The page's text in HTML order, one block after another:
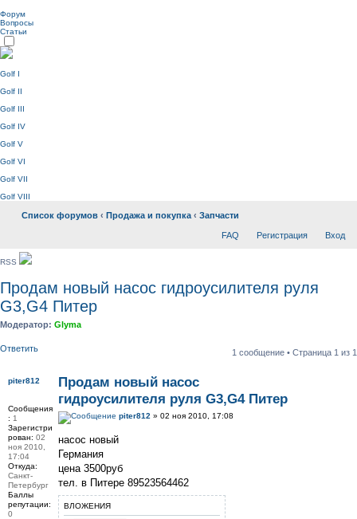
Форум
Вопросы
Статьи
Golf I
Golf II
Golf III
Golf IV
Golf V
Golf VI
Golf VII
Golf VIII
Список форумов ‹ Продажа и покупка ‹ Запчасти
FAQ Регистрация Вход
RSS
Продам новый насос гидроусилителя руля
G3,G4 Питер
Модератор: Glyma
Ответить 1 сообщение • Страница 1 из 1
Продам новый насос
гидроусилителя руля G3,G4 Питер
piter812 » 02 ноя 2010, 17:08
насос новый
Германия
цена 3500руб
тел. в Питере 89523564462
ВЛОЖЕНИЯ
piter812
Сообщения
: 1
Зарегистри
рован: 02
ноя 2010,
17:04
Откуда:
Санкт-
Петербург
Баллы
репутации:
0